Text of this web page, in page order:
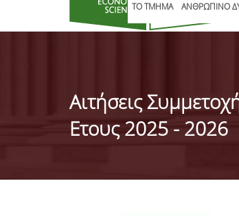
ΤΟ ΤΜΗΜΑ ΑΝΘΡΩΠΙΝΟ
Αιτήσεις
Ετους 2025 - 2026